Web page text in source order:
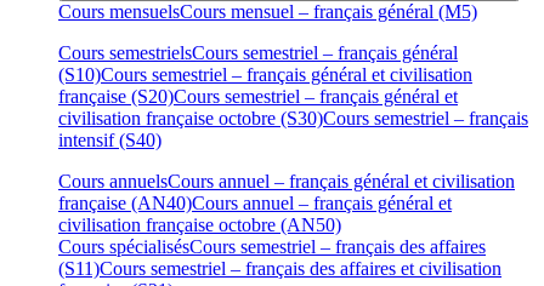
Cours mensuelsCours mensuel – français général (M5)
Cours semestrielsCours semestriel – français général
(S10)Cours semestriel – français général et civilisation
française (S20)Cours semestriel – français général et
civilisation française octobre (S30)Cours semestriel – français
intensif (S40)
Cours annuelsCours annuel – français général et civilisation
française (AN40)Cours annuel – français général et
civilisation française octobre (AN50)
Cours spécialisésCours semestriel – français des affaires
(S11)Cours semestriel – français des affaires et civilisation